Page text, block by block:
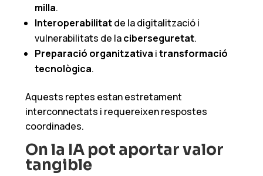
milla.
Interoperabilitatde la digitalització i
vulnerabilitats de laciberseguretat.
Preparació organitzativa itransformació
tecnològica.
Aquests reptes estan estretament
interconnectats i requereixen respostes
coordinades.
On la IA pot aportar valor
tangible